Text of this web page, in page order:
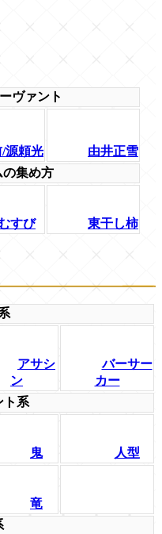
ヴァント
源頼光
由井正雪
の集め方
すび 東干し柿
アサシ
ン
バーサー
カー
ト系
鬼 人型
竜